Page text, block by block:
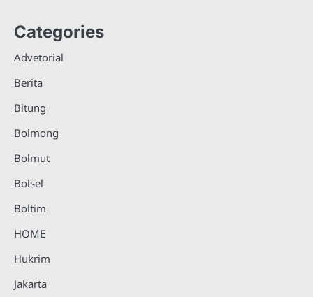
Categories
Advetorial
Berita
Bitung
Bolmong
Bolmut
Bolsel
Boltim
HOME
Hukrim
Jakarta